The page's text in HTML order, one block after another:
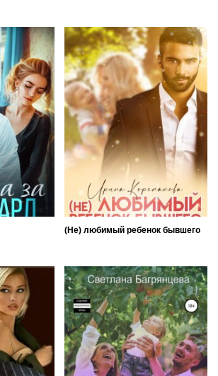
(Не) любимый ребенок бывшего